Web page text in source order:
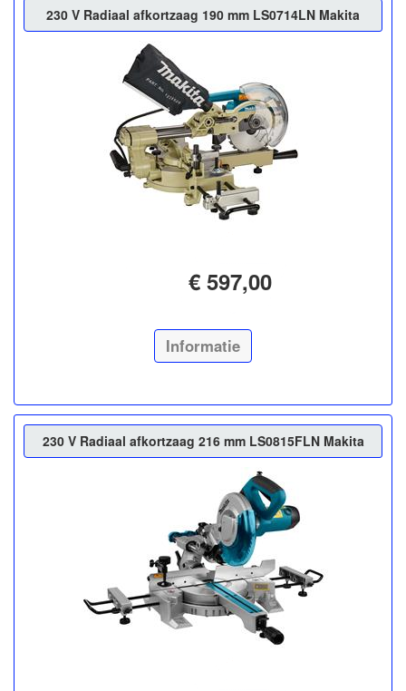
230 V Radiaal afkortzaag 190 mm LS0714LN Makita
€ 597,00
Informatie
230 V Radiaal afkortzaag 216 mm LS0815FLN Makita